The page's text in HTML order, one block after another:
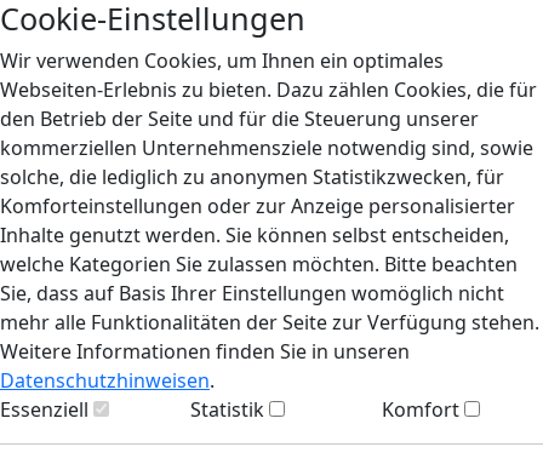
Cookie-Einstellungen
Wir verwenden Cookies, um Ihnen ein optimales
Webseiten-Erlebnis zu bieten. Dazu zählen Cookies, die für
den Betrieb der Seite und für die Steuerung unserer
kommerziellen Unternehmensziele notwendig sind, sowie
solche, die lediglich zu anonymen Statistikzwecken, für
Komforteinstellungen oder zur Anzeige personalisierter
Inhalte genutzt werden. Sie können selbst entscheiden,
welche Kategorien Sie zulassen möchten. Bitte beachten
Sie, dass auf Basis Ihrer Einstellungen womöglich nicht
mehr alle Funktionalitäten der Seite zur Verfügung stehen.
Weitere Informationen finden Sie in unseren
Datenschutzhinweisen.
Essenziell
Statistik Komfort